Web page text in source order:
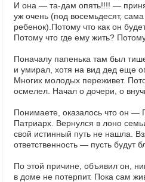
И она — та-дам опять!!!! —
уж очень (под восемьдесят,
ребенок).Потому что как он
Потому что где ему жить? Потому
Поначалу папенька там был
и умирал, хотя на вид дед еще
Многих молодых переживет.
осмелел. Начал о дочери, о
Понимаете, оказалось что он —
Патриарх. Вернулся в лоно
свой истинный путь не нашла.
ответственность — пусть будут
По этой причине, объявил он,
в доме не потерпит. Пока сам